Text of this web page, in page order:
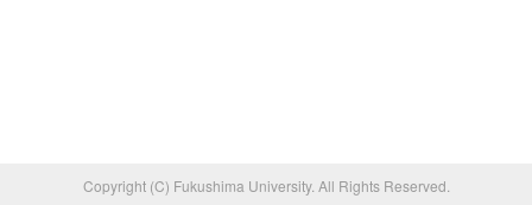
Copyright (C) Fukushima University. All Rights Reserved.